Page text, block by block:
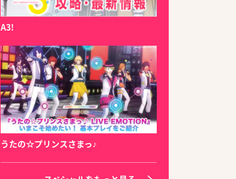
A3!
うたの☆プリンスさまっ♪